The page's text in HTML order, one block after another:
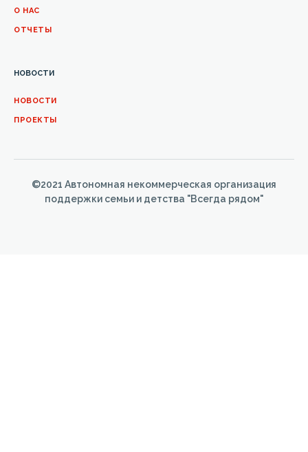
О НАС
ОТЧЕТЫ
НОВОСТИ
НОВОСТИ
ПРОЕКТЫ
©2021 Автономная некоммерческая организация
поддержки семьи и детства "Всегда рядом"